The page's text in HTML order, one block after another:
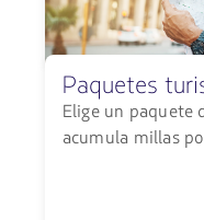
Paquetes
Elige un paquete
acumula millas